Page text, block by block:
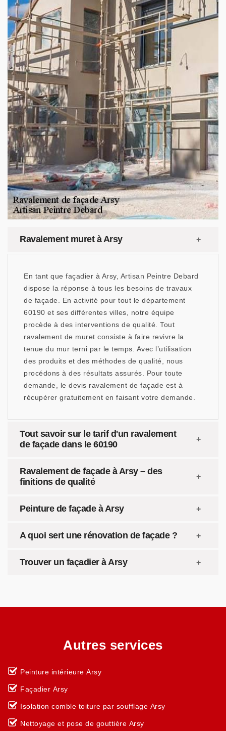
Ravalement muret à Arsy
En tant que façadier à Arsy, Artisan Peintre Debard
dispose la réponse à tous les besoins de travaux
de façade. En activité pour tout le département
60190 et ses différentes villes, notre équipe
procède à des interventions de qualité. Tout
ravalement de muret consiste à faire revivre la
tenue du mur terni par le temps. Avec l’utilisation
des produits et des méthodes de qualité, nous
procédons à des résultats assurés. Pour toute
demande, le devis ravalement de façade est à
récupérer gratuitement en faisant votre demande.
Tout savoir sur le tarif d'un ravalement
de façade dans le 60190
Ravalement de façade à Arsy – des
finitions de qualité
Peinture de façade à Arsy
A quoi sert une rénovation de façade ?
Trouver un façadier à Arsy
Autres services
Peinture intérieure Arsy
Façadier Arsy
Isolation comble toiture par soufflage Arsy
Nettoyage et pose de gouttière Arsy